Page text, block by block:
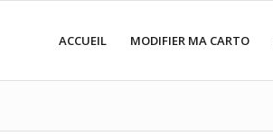
ACCUEIL MODIFIER MA CARTO